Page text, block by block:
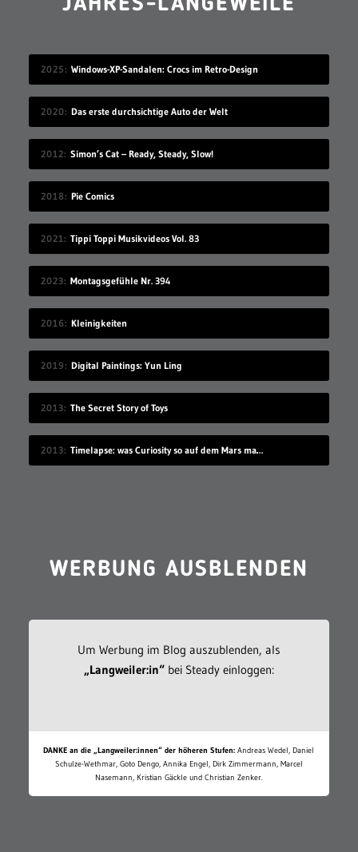
JAHRES-LANGEWEILE
2025 Windows-XP-Sandalen: Crocs im Retro-Design
2020 Das erste durchsichtige Auto der Welt
2012 Simon’s Cat – Ready, Steady, Slow!
2018 Pie Comics
2021 Tippi Toppi Musikvideos Vol. 83
2023 Montagsgefühle Nr. 394
2016 Kleinigkeiten
2019 Digital Paintings: Yun Ling
2013 The Secret Story of Toys
2013 Timelapse: was Curiosity so auf dem Mars macht
WERBUNG AUSBLENDEN
Um Werbung im Blog auszublenden, als
„Langweiler:in“bei Steady einloggen:
DANKE an die „Langweiler:innen“ der höheren Stufen: Andreas Wedel, Daniel
Schulze-Wethmar, Goto Dengo, Annika Engel, Dirk Zimmermann, Marcel
Nasemann, Kristian Gäckle und Christian Zenker.